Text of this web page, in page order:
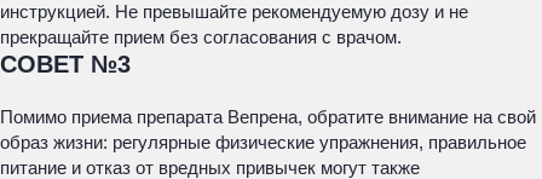
инструкцией. Не превышайте рекомендуемую дозу и не
прекращайте прием без согласования с врачом.
СОВЕТ №3
Помимо приема препарата Вепрена, обратите внимание на свой
образ жизни: регулярные физические упражнения, правильное
питание и отказ от вредных привычек могут также